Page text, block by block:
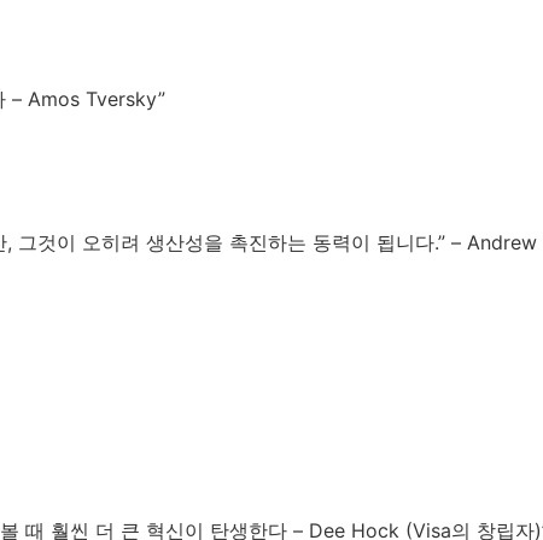
– Amos Tversky”
그것이 오히려 생산성을 촉진하는 동력이 됩니다.” –
때 훨씬 더 큰 혁신이 탄생한다 – Dee Hock (Visa의 창립자